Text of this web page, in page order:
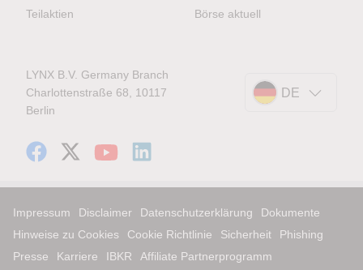
Teilaktien Börse aktuell
LYNX B.V. Germany Branch
Charlottenstraße 68, 10117
Berlin
DE
Impressum Disclaimer Datenschutzerklärung
Dokumente
Hinweise zu Cookies
Cookie Richtlinie Sicherheit
Phishing
Presse
Karriere IBKR
Affiliate Partnerprogramm